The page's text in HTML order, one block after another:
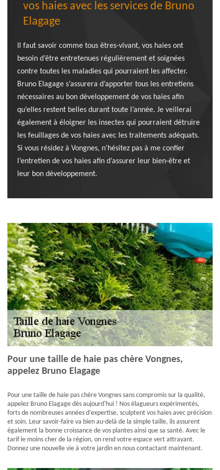
vos haies avec les services de Bruno
Elagage
Il faut savoir comme tous êtres-vivant, vos haies ont
besoin d’être entretenues régulièrement et soignées
contre toutes les maladies qui pourraient les affecter.
Bruno Elagage s’assurera d’apporter tous les entretiens
nécessaires au bon développement de vos haies afin
qu’elles restent belles durant toute l’année. Je veillerai
également à éloigner les insectes qui pourraient détruire
les feuillages de vos haies avec les traitements adéquats.
Si vous résidez à Vongnes, n’hésitez pas à me confier
l’entretien de vos haies afin d’assurer leur bien-être et
leur bon développement.
Pour une taille de haie pas chère Vongnes,
appelez Bruno Elagage
Pour une taille de haie pas chère Vongnes sans compromis sur la qualité,
appelez Bruno Elagage dès aujourd'hui ! Nos élagueurs expérimentés,
forts de nombreuses années d'expertise, sculptent vos haies avec précision
et soin. Leur savoir-faire va bien au-delà de la simple taille, ils assurent
également la bonne croissance de vos plantes ainsi que sa santé. Avec le
tarif le moins cher de la région, on rend votre espace vert attrayant.
Donnez une nouvelle vie à votre jardin en nous contactant maintenant.